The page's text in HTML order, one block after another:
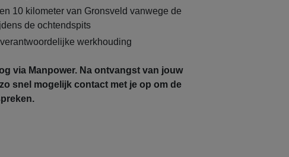
10 kilometer van Gronsveld vanwege de
de ochtendspits
werkhouding
via Manpower. Na ontvangst van jouw
snel mogelijk contact met je op om de